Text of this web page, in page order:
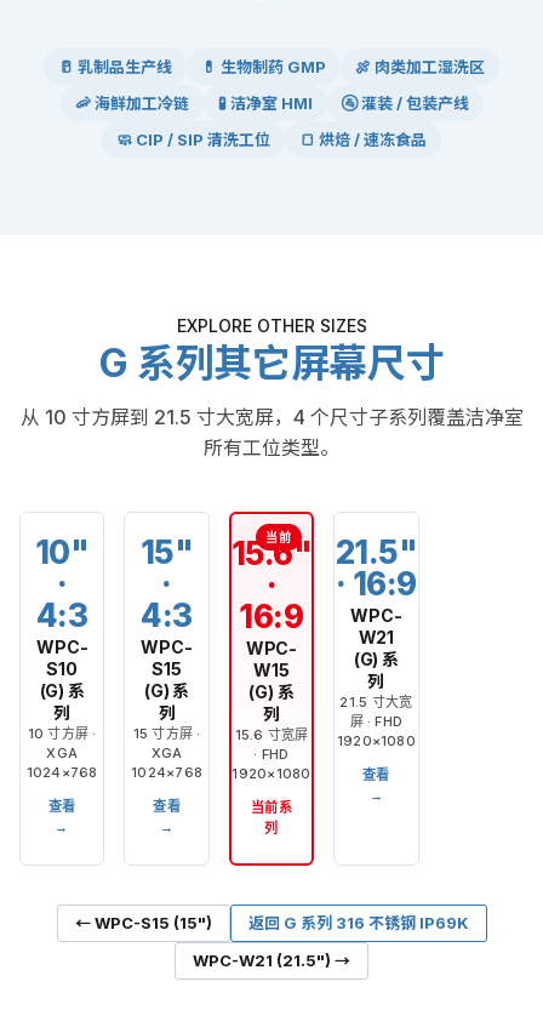
🥛 乳制品生产线 💊 生物制药 GMP
🍖 肉类加工湿洗区
🦐 海鲜加工冷链
🧪 洁净室 HMI
🚰 灌装 / 包装产线
🧼 CIP / SIP 清洗工位
🍞 烘焙 / 速冻食品
EXPLORE OTHER SIZES
G 系列其它屏幕尺寸
从 10 寸方屏到 21.5 寸大宽屏，4 个尺寸子系列覆盖洁净室
所有工位类型。
10"
·
4:3
WPC-
S10
(G) 系
列
10 寸方屏 ·
XGA
1024×768
查看
→
15"
·
4:3
WPC-
S15
(G) 系
列
15 寸方屏 ·
XGA
1024×768
查看
→
15.6"
·
16:9
WPC-
W15
(G) 系
列
15.6 寸宽屏
· FHD
1920×1080
当前系
列
21.5"
· 16:9
WPC-
W21
(G) 系
列
21.5 寸大宽
屏 · FHD
1920×1080
查看
→
← WPC-S15 (15")
返回 G 系列 316 不锈钢 IP69K
WPC-W21 (21.5") →